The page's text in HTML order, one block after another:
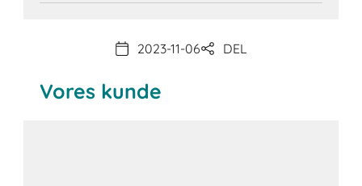
2023-11-06 DEL
Vores kunde